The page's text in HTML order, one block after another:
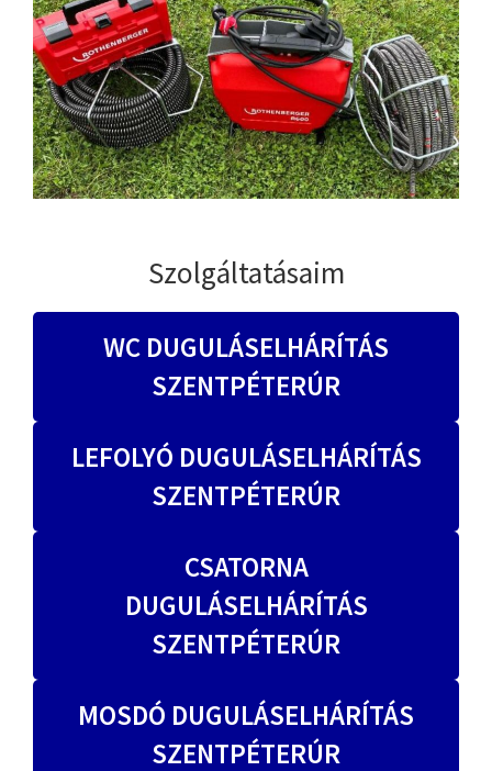
Szolgáltatásaim
WC DUGULÁSELHÁRÍTÁS
SZENTPÉTERÚR
LEFOLYÓ DUGULÁSELHÁRÍTÁS
SZENTPÉTERÚR
CSATORNA
DUGULÁSELHÁRÍTÁS
SZENTPÉTERÚR
MOSDÓ DUGULÁSELHÁRÍTÁS
SZENTPÉTERÚR